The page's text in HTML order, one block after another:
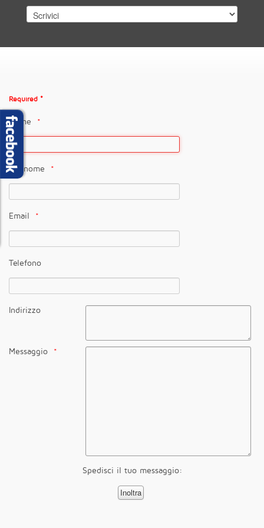
Required *
Nome
Cognome
Email
Telefono
Indirizzo
Messaggio
Spedisci il tuo messaggio: